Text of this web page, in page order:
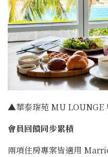
▲華泰瑞苑 MU LOUNGE
會員回饋同步累積
兩項住房專案皆適用